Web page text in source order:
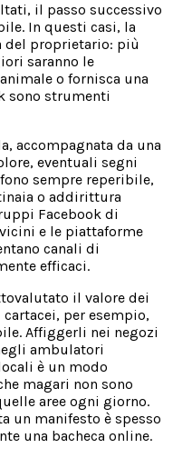
il passo successivo
In questi casi, la
proprietario: più
saranno le
o fornisca una
sono strumenti
accompagnata da una
eventuali segni
sempre reperibile,
o addirittura
Facebook di
e le piattaforme
canali di
efficaci.
il valore dei
per esempio,
Affiggerli nei negozi
ambulatori
è un modo
magari non sono
aree ogni giorno.
un manifesto è spesso
una bacheca online.